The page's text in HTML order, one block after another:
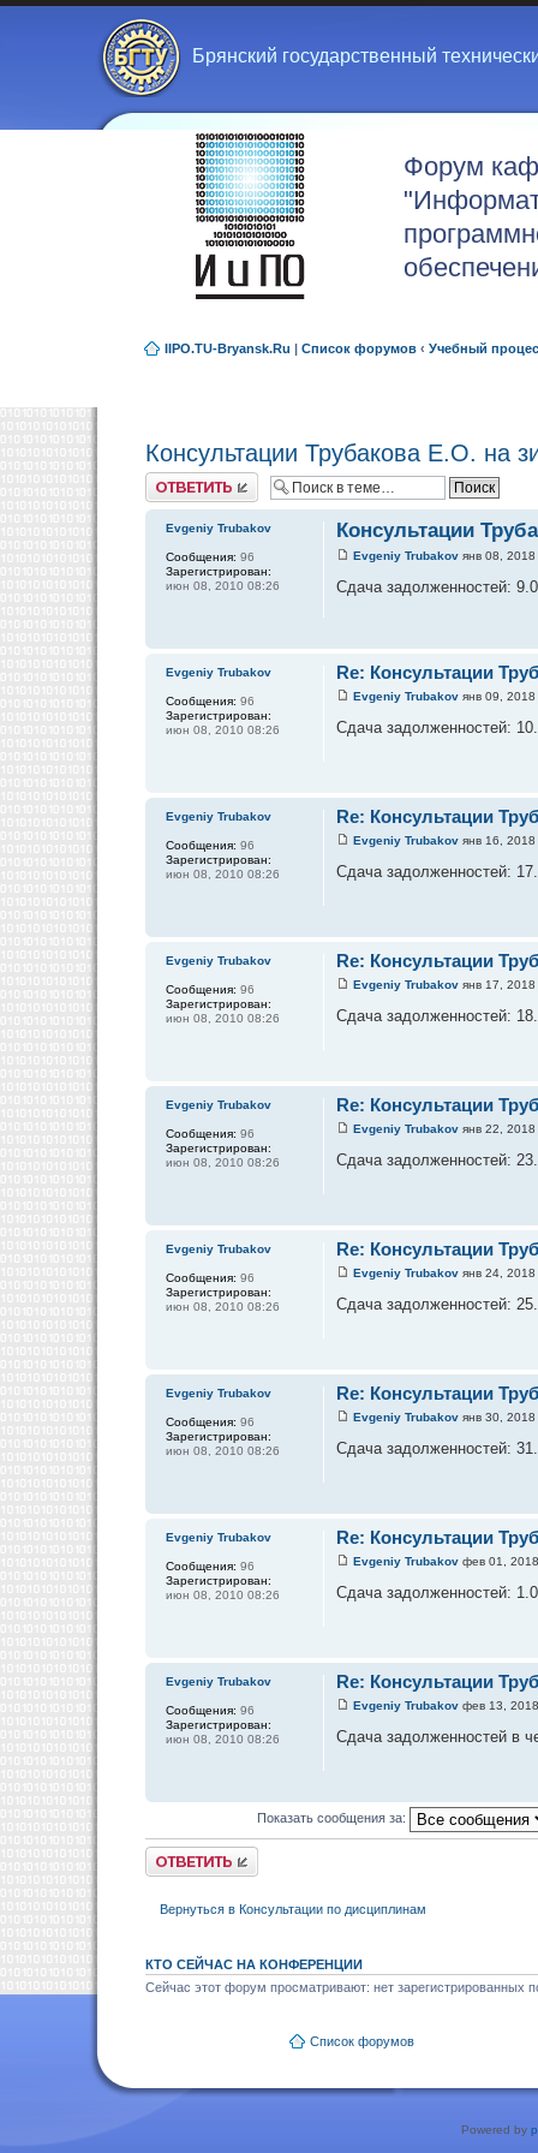
Брянский государственный
Форум
IIPO.TU-Bryansk.Ru | Список форумов ‹ Учебный
Консультации Трубакова Е.О. на
Ответить
Консультации
Evgeniy Trubakov янв 08,
Сдача задолженностей:
Evgeniy Trubakov
Сообщения: 96
Зарегистрирован:
июн 08, 2010 08:26
Re: Консультации
Evgeniy Trubakov янв 09,
Сдача задолженностей:
Evgeniy Trubakov
Сообщения: 96
Зарегистрирован:
июн 08, 2010 08:26
Re: Консультации
Evgeniy Trubakov янв 16,
Сдача задолженностей:
Evgeniy Trubakov
Сообщения: 96
Зарегистрирован:
июн 08, 2010 08:26
Re: Консультации
Evgeniy Trubakov янв 17,
Сдача задолженностей:
Evgeniy Trubakov
Сообщения: 96
Зарегистрирован:
июн 08, 2010 08:26
Re: Консультации
Evgeniy Trubakov янв 22,
Сдача задолженностей:
Evgeniy Trubakov
Сообщения: 96
Зарегистрирован:
июн 08, 2010 08:26
Re: Консультации
Evgeniy Trubakov янв 24,
Сдача задолженностей:
Evgeniy Trubakov
Сообщения: 96
Зарегистрирован:
июн 08, 2010 08:26
Re: Консультации
Evgeniy Trubakov янв 30,
Сдача задолженностей:
Evgeniy Trubakov
Сообщения: 96
Зарегистрирован:
июн 08, 2010 08:26
Re: Консультации
Evgeniy Trubakov фев 01,
Сдача задолженностей:
Evgeniy Trubakov
Сообщения: 96
Зарегистрирован:
июн 08, 2010 08:26
Re: Консультации
Evgeniy Trubakov фев 13,
Сдача задолженностей в
Evgeniy Trubakov
Сообщения: 96
Зарегистрирован:
июн 08, 2010 08:26
Показать сообщения за:
Ответить
Вернуться в Консультации по дисциплинам
КТО СЕЙЧАС НА КОНФЕРЕНЦИИ
Сейчас этот форум просматривают: нет зарегистрированных
Список форумов
Powered by